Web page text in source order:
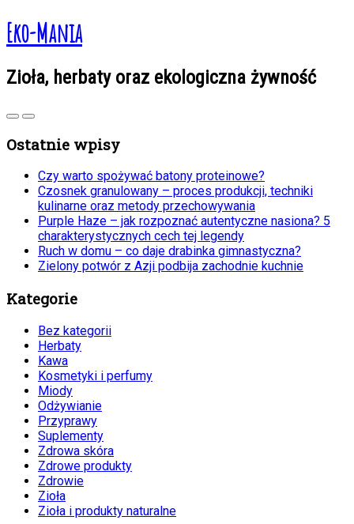
Eko-Mania
Zioła, herbaty oraz ekologiczna żywność
Ostatnie wpisy
Czy warto spożywać batony proteinowe?
Czosnek granulowany – proces produkcji, techniki
kulinarne oraz metody przechowywania
Purple Haze – jak rozpoznać autentyczne nasiona? 5
charakterystycznych cech tej legendy
Ruch w domu – co daje drabinka gimnastyczna?
Zielony potwór z Azji podbija zachodnie kuchnie
Kategorie
Bez kategorii
Herbaty
Kawa
Kosmetyki i perfumy
Miody
Odżywianie
Przyprawy
Suplementy
Zdrowa skóra
Zdrowe produkty
Zdrowie
Zioła
Zioła i produkty naturalne